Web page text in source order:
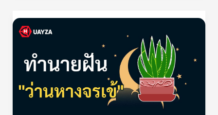
ว่าน
หาง
เข้